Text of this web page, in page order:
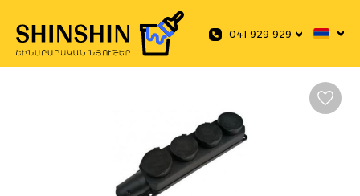
041 929 929